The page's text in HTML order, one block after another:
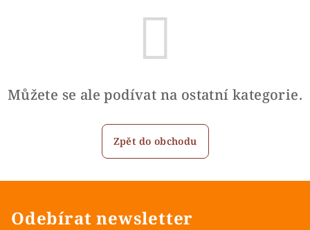
Můžete se ale podívat na ostatní kategorie.
Zpět do obchodu
Odebírat newsletter